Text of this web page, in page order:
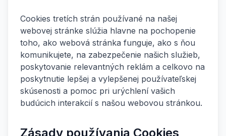
Cookies tretích strán používané na našej
webovej stránke slúžia hlavne na pochopenie
toho, ako webová stránka funguje, ako s ňou
komunikujete, na zabezpečenie našich služieb,
poskytovanie relevantných reklám a celkovo na
poskytnutie lepšej a vylepšenej používateľskej
skúsenosti a pomoc pri urýchlení vašich
budúcich interakcií s našou webovou stránkou.
Zásady používania Cookies